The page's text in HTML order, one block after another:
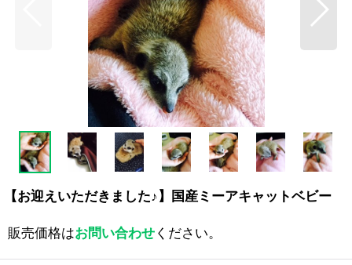
【お迎えいただきました♪】国産ミーアキャットベビー
販売価格はお問い合わせください。